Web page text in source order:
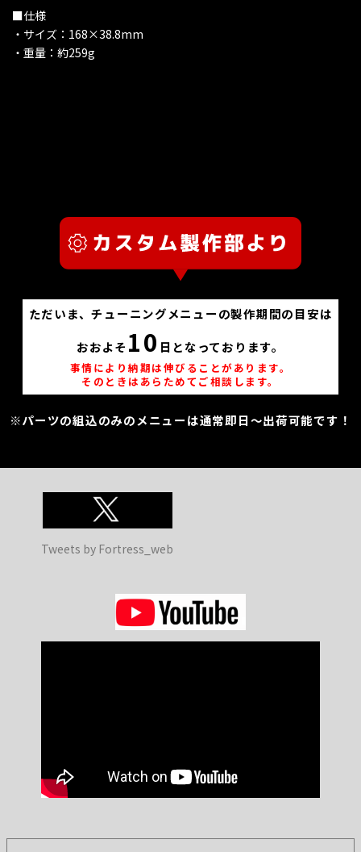
■仕様
・サイズ：168×38.8mm
・重量：約259g
ただいま、チューニングメニューの製作期間の目安は
おおよそ 10 日となっております。
事情により納期は伸びることがあります。
そのときはあらためてご相談します。
※パーツの組込のみのメニューは通常即日～出荷可能です！
Tweets by Fortress_web